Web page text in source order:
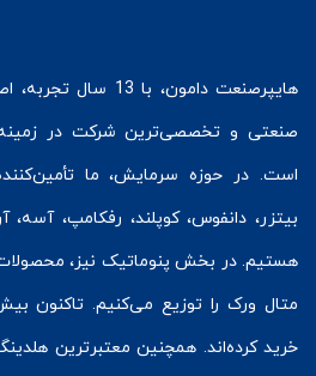
هایپرصنعت
دامون، با 13 سال
صنعتی و تخصصی‌ترین شرکت در
است. در حوزه سرمایش، ما
بیتزر، دانفوس،کوپلند، رفکامپ، آسه،
هستیم. در بخش پنوماتیک نیز،
متال ورک
خرید کرده‌اند. همچنین معتبرترین